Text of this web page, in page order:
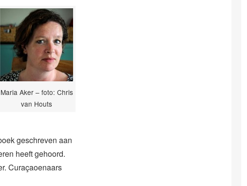
Maria Aker – foto: Chris
van Houts
geschreven aan
heeft gehoord.
Curaçaoenaars